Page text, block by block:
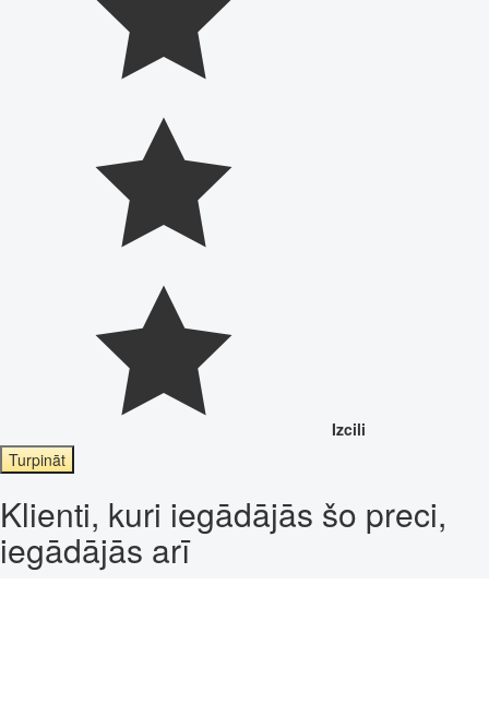
Izcili
Turpināt
Klienti, kuri iegādājās šo preci,
iegādājās arī